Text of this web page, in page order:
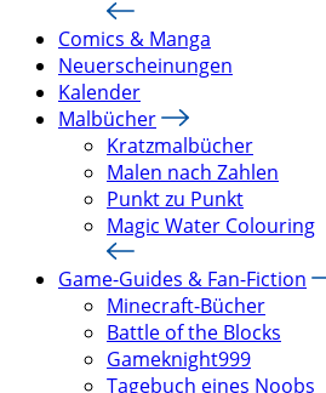
Comics & Manga
Neuerscheinungen
Kalender
Malbücher
Kratzmalbücher
Malen nach Zahlen
Punkt zu Punkt
Magic Water Colouring
Game-Guides & Fan-Fiction
Minecraft-Bücher
Battle of the Blocks
Gameknight999
Tagebuch eines Noobs